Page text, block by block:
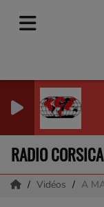
RADIO
Vidéos A